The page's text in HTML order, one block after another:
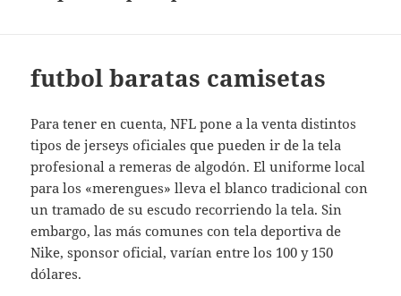
futbol baratas camisetas
Para tener en cuenta, NFL pone a la venta distintos
tipos de jerseys oficiales que pueden ir de la tela
profesional a remeras de algodón. El uniforme local
para los «merengues» lleva el blanco tradicional con
un tramado de su escudo recorriendo la tela. Sin
embargo, las más comunes con tela deportiva de
Nike, sponsor oficial, varían entre los 100 y 150
dólares.